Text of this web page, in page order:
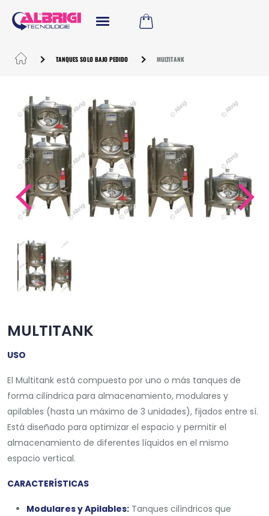
TANQUES SOLO BAJO PEDIDO MULTITANK
MULTITANK
USO
El Multitank está compuesto por uno o más tanques de
forma cilíndrica para almacenamiento, modulares y
apilables (hasta un máximo de 3 unidades), fijados entre sí.
Está diseñado para optimizar el espacio y permitir el
almacenamiento de diferentes líquidos en el mismo
espacio vertical.
CARACTERÍSTICAS
Modulares y Apilables: Tanques cilíndricos que